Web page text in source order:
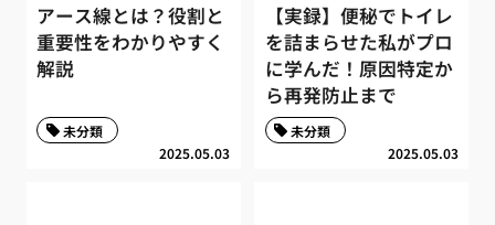
アース線とは？役割と
重要性をわかりやすく
解説
2025.05.03
未分類
【実録】便秘でトイレ
を詰まらせた私がプロ
に学んだ！原因特定か
ら再発防止まで
2025.05.03
未分類